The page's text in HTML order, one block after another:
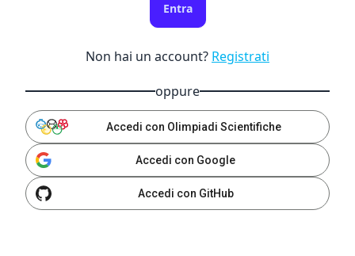
Entra
Non hai un account? Registrati
oppure
Accedi con Olimpiadi Scientifiche
Accedi con Google
Accedi con GitHub